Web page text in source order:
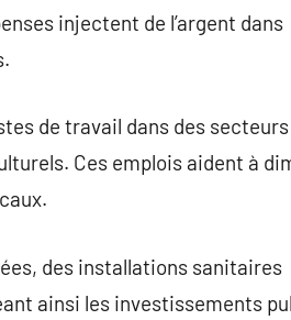
injectent de l’argent dans
de travail dans des
Ces emplois aident à
des installations sanitaires
ainsi les investissements